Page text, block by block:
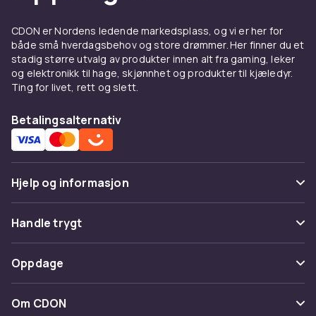
varme oghighlighterfor glød. Bestill
foundation og concealer på CDON for trygg
handel og rask levering.
CDON er Nordens ledende markedsplass, og vi er her for
både små hverdagsbehov og store drømmer. Her finner du et
stadig større utvalg av produkter innen alt fra gaming, leker
og elektronikk til hage, skjønnhet og produkter til kjæledyr.
Ting for livet, rett og slett.
Betalingsalternativ
Hjelp og informasjon
Vanlige spørsmål
Spor pakke
Angre & returner her
Kontakt oss
Handle trygt
Betaling
Levering
Oppdage
Kategorier
Om CDON